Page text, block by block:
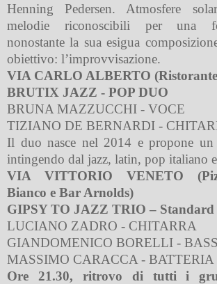
Henning Pedersen. Atmosfere
melodie riconoscibili per una
nonostante la sua esigua
obiettivo: l’improvvisazione.
VIA CARLO ALBERTO
BRUTIX JAZZ - POP DUO
BRUNA MAZZUCCHI - VOCE
TIZIANO DE BERNARDI -
Il duo nasce nel 2014 e propone un
intingendo dal jazz, latin, pop italiano
VIA VITTORIO VENETO
Bianco e Bar Arnolds)
GIPSY TO JAZZ TRIO – Standard
LUCIANO ZADRO - CHITARRA
GIANDOMENICO BORELLI -
MASSIMO CARACCA - BATTERIA
Ore 21.30, ritrovo di tutti i